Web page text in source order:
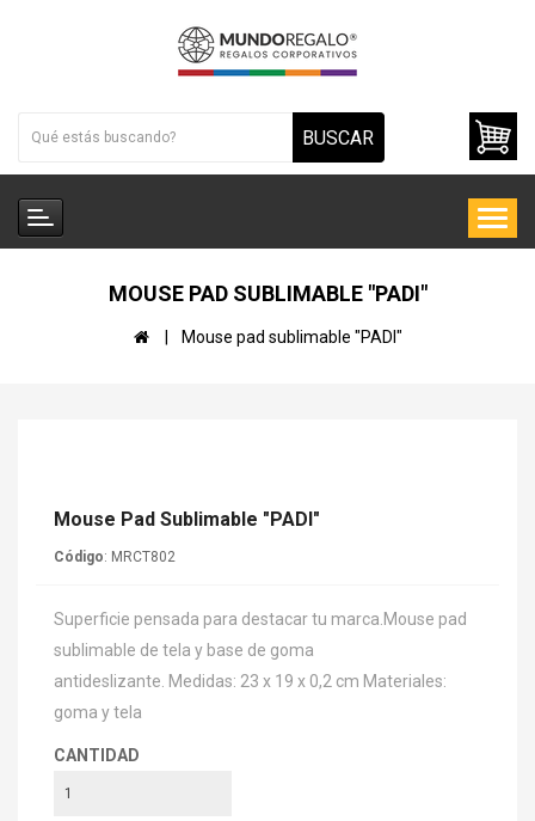
BUSCAR
MOUSE PAD SUBLIMABLE "PADI"
Mouse pad sublimable "PADI"
Mouse Pad Sublimable "PADI"
Código: MRCT802
Superficie pensada para destacar tu marca.Mouse pad
sublimable de tela y base de goma
antideslizante. Medidas: 23 x 19 x 0,2 cm Materiales:
goma y tela
CANTIDAD